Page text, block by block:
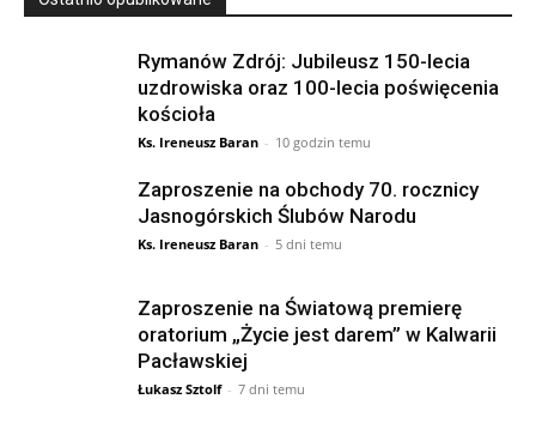
Rymanów Zdrój: Jubileusz 150-lecia
uzdrowiska oraz 100-lecia poświęcenia
kościoła
Ks. Ireneusz Baran - 10 godzin temu
Zaproszenie na obchody 70. rocznicy
Jasnogórskich Ślubów Narodu
Ks. Ireneusz Baran - 5 dni temu
Zaproszenie na Światową premierę
oratorium „Życie jest darem” w Kalwarii
Pacławskiej
Łukasz Sztolf - 7 dni temu